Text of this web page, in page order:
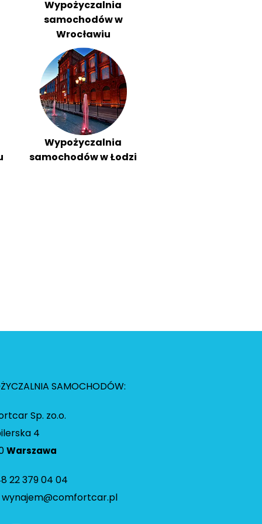
Wypożyczalnia
samochodów w
Wrocławiu
Wypożyczalnia
samochodów w Łodzi
SAMOCHODÓW:
Sp. zo.o.
4
Warszawa
22 379 04 04
wynajem@comfortcar.pl